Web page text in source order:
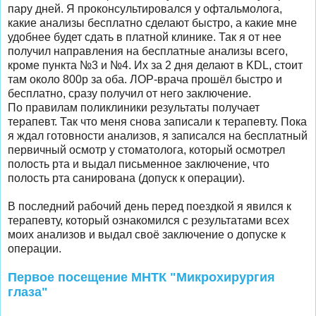
пару дней. Я проконсультировался у офтальмолога,
какие анализы бесплатно сделают быстро, а какие мне
удобнее будет сдать в платной клинике. Так я от нее
получил направления на бесплатные анализы всего,
кроме пункта №3 и №4. Их за 2 дня делают в KDL, стоит
там около 800р за оба. ЛОР-врача прошёл быстро и
бесплатно, сразу получил от него заключение.
По правилам поликлиники результаты получает
терапевт. Так что меня снова записали к терапевту. Пока
я ждал готовности анализов, я записался на бесплатный
первичный осмотр у стоматолога, который осмотрел
полость рта и выдал письменное заключение, что
полость рта санирована (допуск к операции).
В последний рабочий день перед поездкой я явился к
терапевту, который ознакомился с результатами всех
моих анализов и выдал своё заключение о допуске к
операции.
Первое посещение МНТК "Микрохирургия
глаза"